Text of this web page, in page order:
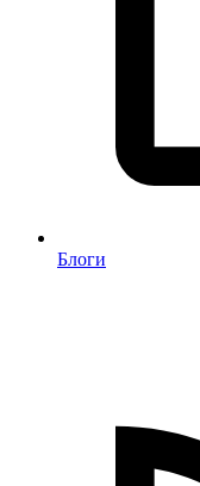
Блоги